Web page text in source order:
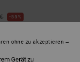
55%
RABATT EXTRA 25 %
Gerät zu
ohne zu akzeptieren